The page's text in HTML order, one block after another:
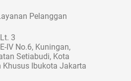
Pelanggan
3
IV No.6, Kuningan,
Setiabudi, Kota
Khusus Ibukota Jakarta